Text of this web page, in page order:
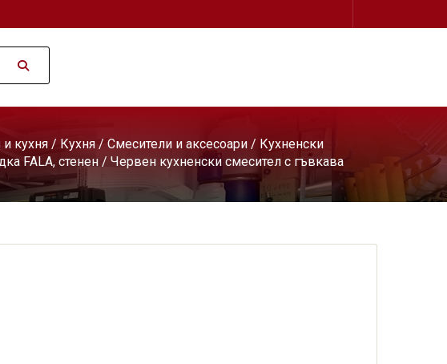
и кухня / Кухня / Смесители и аксесоари / Кухненски
FALA, стенен / Червен кухненски смесител с гъвкава